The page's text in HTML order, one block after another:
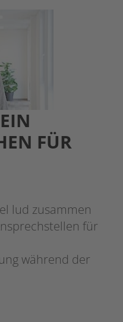
FÜR
lud zusammen
für
während der